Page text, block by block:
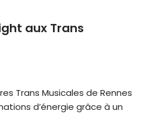
aux Trans
Trans Musicales de Rennes
d’énergie grâce à un